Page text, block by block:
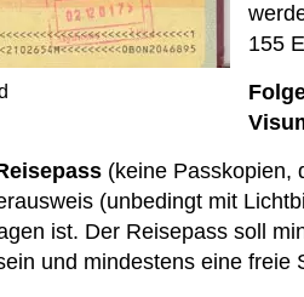
155
(keine Passkopien,
(unbedingt mit
ist. Der Reisepass soll
und mindestens eine freie